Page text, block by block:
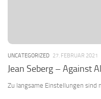
UNCATEGORIZED 27. FEBRUAR 2021
Jean Seberg – Against
Zu langsame Einstellungen sind